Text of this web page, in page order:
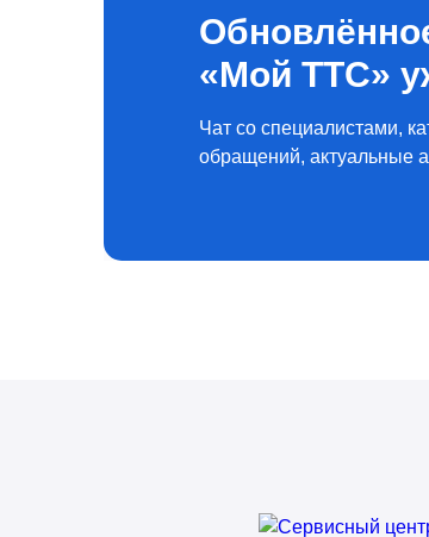
«Мой ТТС»
Чат со специалистами,
обращений, актуальные